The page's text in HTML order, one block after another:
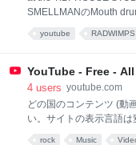
SMELLMANのMouth
at the TILT HOUSE
ラ」解散後、元メンバ
なアカペラサウンドは定
イブ「ロスタルジア」決
http://
youtube RADWIMPS
YouTube - Free -
4 users youtube.com
どの国のコンテンツ (動
い。サイトの表示言語は
rock Music